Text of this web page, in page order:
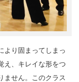
より固まってしまっ
え、キレイな形をつ
ません。このクラス